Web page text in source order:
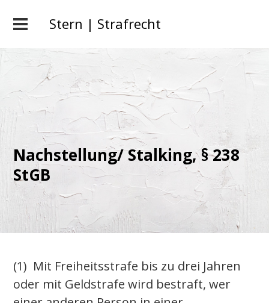
Stern | Strafrecht
Nachstellung/ Stalking, § 238
StGB
(1) Mit Freiheitsstrafe bis zu drei Jahren
oder mit Geldstrafe wird bestraft, wer